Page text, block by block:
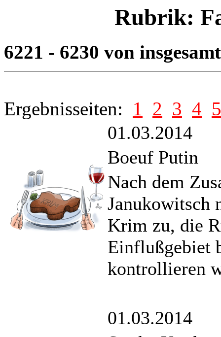
Rubrik:
6221 - 6230 von
Ergebnisseiten: 1 2 3 4 5
01.03.2014
Boeuf Putin
Nach dem
Janukowitsch
Krim zu, die
Einflußgebiet
kontrollieren
01.03.2014